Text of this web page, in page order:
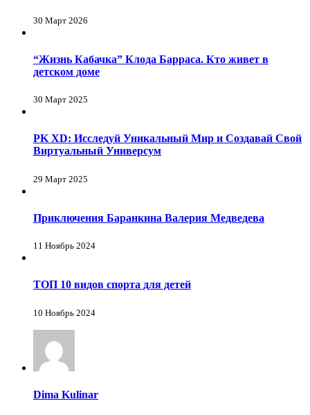
30 Март 2026
“Жизнь Кабачка” Клода Барраса. Кто живет в
детском доме
30 Март 2025
PK XD: Исследуй Уникальный Мир и Создавай Свой
Виртуальный Универсум
29 Март 2025
Приключения Баранкина Валерия Медведева
11 Ноябрь 2024
ТОП 10 видов спорта для детей
10 Ноябрь 2024
Dima Kulinar